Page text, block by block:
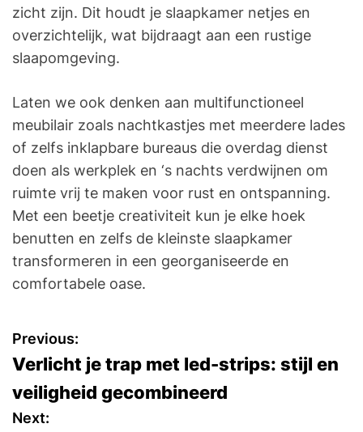
zicht zijn. Dit houdt je slaapkamer netjes en
overzichtelijk, wat bijdraagt aan een rustige
slaapomgeving.
Laten we ook denken aan multifunctioneel
meubilair zoals nachtkastjes met meerdere lades
of zelfs inklapbare bureaus die overdag dienst
doen als werkplek en ‘s nachts verdwijnen om
ruimte vrij te maken voor rust en ontspanning.
Met een beetje creativiteit kun je elke hoek
benutten en zelfs de kleinste slaapkamer
transformeren in een georganiseerde en
comfortabele oase.
P
o
s
Previous:
Verlicht je trap met led-strips: stijl en
veiligheid gecombineerd
Next: